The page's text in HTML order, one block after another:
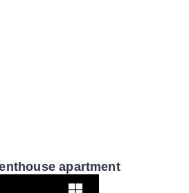
apartment